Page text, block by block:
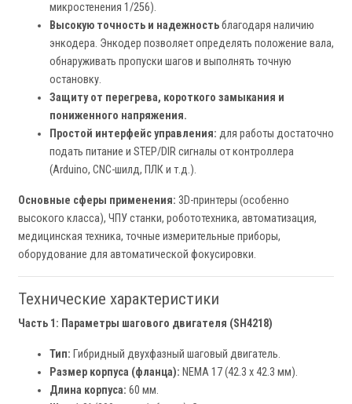
микростенения 1/256).
Высокую точность и надежностьблагодаря наличию
энкодера. Энкодер позволяет определять положение вала,
обнаруживать пропуски шагов и выполнять точную
остановку.
Защиту от перегрева, короткого замыкания и
пониженного напряжения.
Простой интерфейс управления: для работы достаточно
подать питание и STEP/DIR сигналы от контроллера
(Arduino, CNC-шилд, ПЛК и т.д.).
Основные сферы применения: 3D-принтеры (особенно
высокого класса), ЧПУ станки, робототехника, автоматизация,
медицинская техника, точные измерительные приборы,
оборудование для автоматической фокусировки.
Технические характеристики
Часть 1: Параметры шагового двигателя (SH4218)
Тип: Гибридный двухфазный шаговый двигатель.
Размер корпуса (фланца): NEMA 17 (42.3 x 42.3 мм).
Длина корпуса: 60 мм.